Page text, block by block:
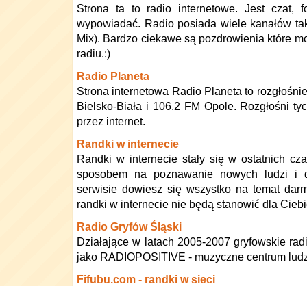
Strona ta to radio internetowe. Jest czat,
wypowiadać. Radio posiada wiele kanałów
Mix). Bardzo ciekawe są pozdrowienia które
radiu.:)
Radio Planeta
Strona internetowa Radio Planeta to
Bielsko-Biała i 106.2 FM Opole. Rozgłośni
przez internet.
Randki w internecie
Randki w internecie stały się w ostatnich
sposobem na poznawanie nowych ludzi i
serwisie dowiesz się wszystko na temat
randki w internecie nie będą stanowić dla
Radio Gryfów Śląski
Działające w latach 2005-2007 gryfowskie
jako RADIOPOSITIVE - muzyczne centrum
Fifubu.com - randki w sieci